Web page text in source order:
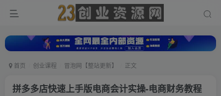
首页 创业课程 冒泡网【整站更新】 正文
拼多多店快速上手版电商会计实操-电商财务教程